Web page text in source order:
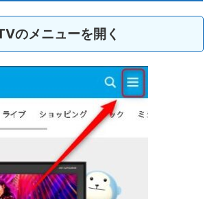
のメニューを開く